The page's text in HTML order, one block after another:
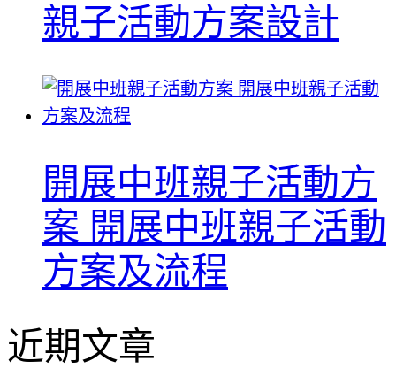
親子活動方案設計
開展中班親子活動方
案 開展中班親子活動
方案及流程
近期文章